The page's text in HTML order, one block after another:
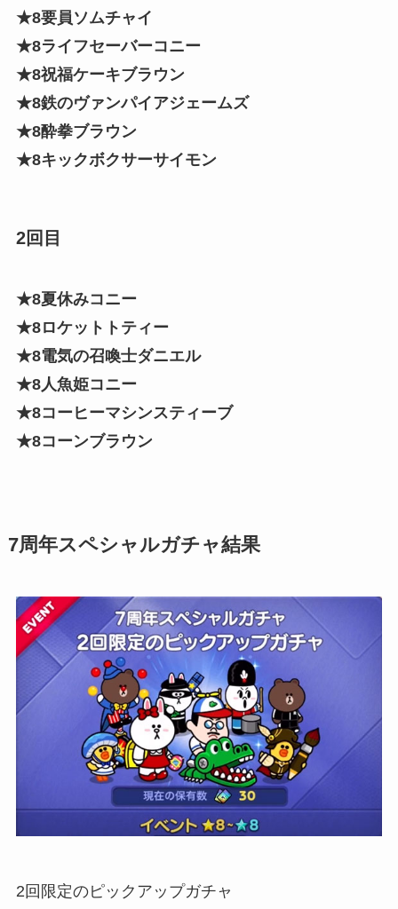
★8要員ソムチャイ
★8ライフセーバーコニー
★8祝福ケーキブラウン
★8鉄のヴァンパイアジェームズ
★8酔拳ブラウン
★8キックボクサーサイモン
2回目
★8夏休みコニー
★8ロケットトティー
★8電気の召喚士ダニエル
★8人魚姫コニー
★8コーヒーマシンスティーブ
★8コーンブラウン
7周年スペシャルガチャ結果
2回限定のピックアップガチャ